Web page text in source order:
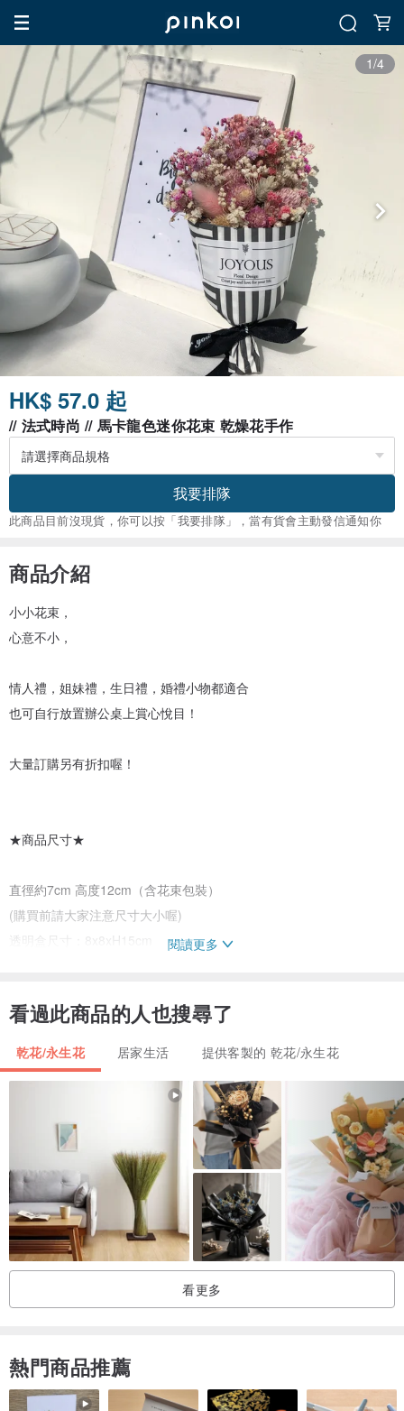
1/4
HK$ 57.0 起
// 法式時尚 // 馬卡龍色迷你花束 乾燥花手作
我要排隊
此商品目前沒現貨，你可以按「我要排隊」，當有貨會主動發信通知你
商品介紹
小小花束，
心意不小，
情人禮，姐妹禮，生日禮，婚禮小物都適合
也可自行放置辦公桌上賞心悅目！
大量訂購另有折扣喔！
★商品尺寸★
直徑約7cm 高度12cm（含花束包裝）
(購買前請大家注意尺寸大小喔)
透明盒尺寸：8x8xH15cm
* 照片皆實品拍攝，但因手工製作及花材形態，無法保證商品完全一
樣喔
* 商品為新鮮花材經自然風乾的乾燥花，不是塑膠人造花，也不是目
前流行的不凋花，花兒隨著時間自然退色風化是正常現象喔！。
* 花材若遇缺貨，在色系與風格不變的狀況下會為您設計搭配適當的
花材。
* 請放在乾燥通風的環境，避免陽光直射！
* 寄送過程難免會有些許掉落情況為正常現象，但一定會盡力做好保
護的動作。
* 若寶貝收到商品有任何問題，希望不要急著給予差評，與我們聯絡
閱讀更多
看過此商品的人也搜尋了
乾花/永生花 居家生活 提供客製的 乾花/永生花
看更多
熱門商品推薦